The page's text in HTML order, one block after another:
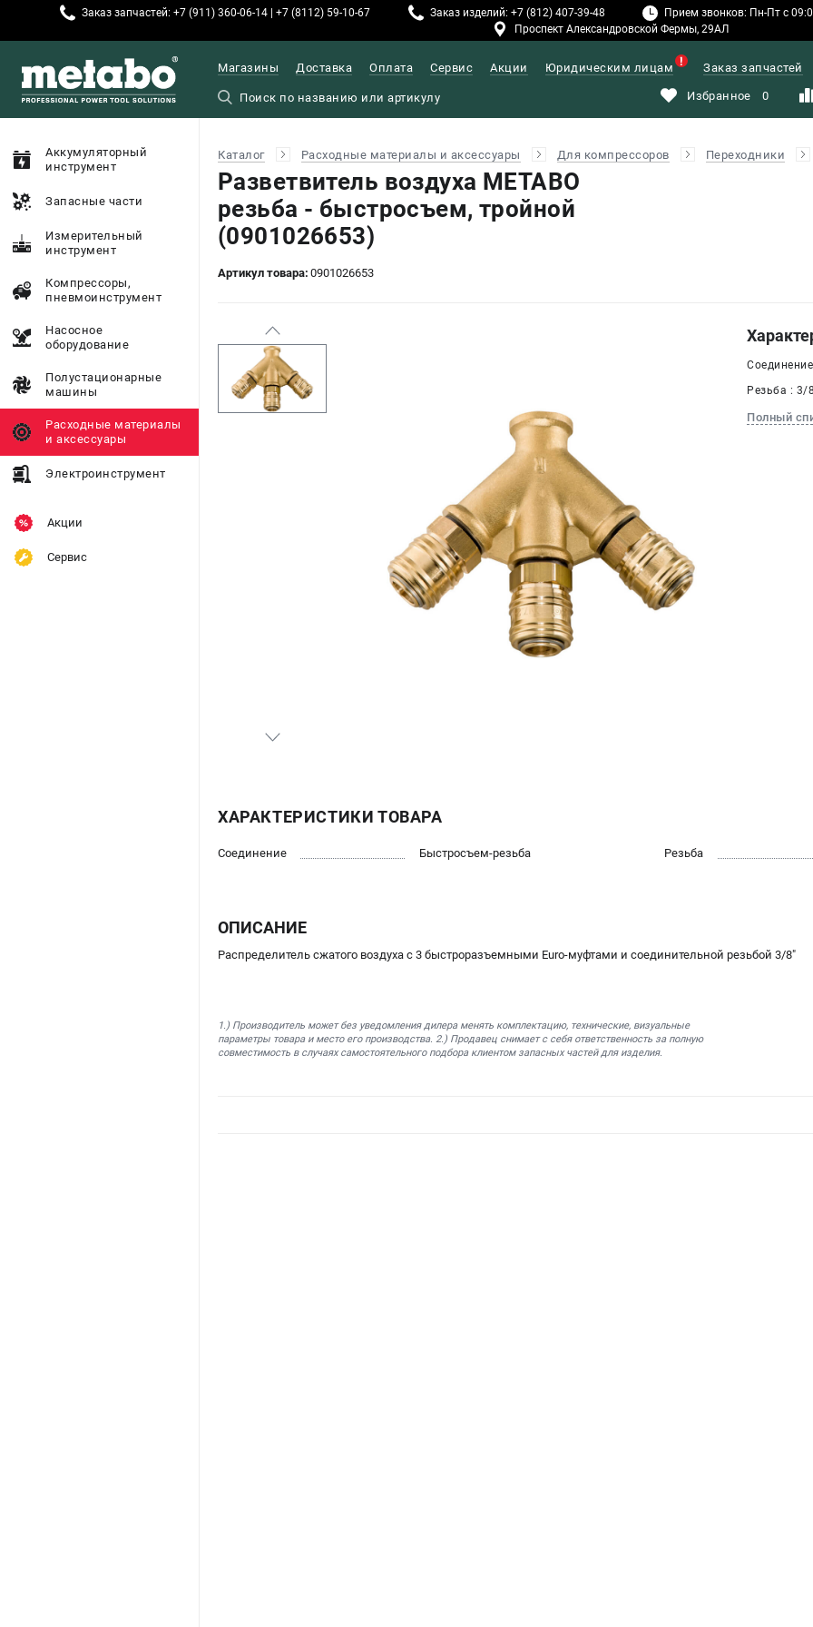
Заказ запчастей: +7 (911) 360-06-14 | +7 (8112) 59-10-67 Заказ изделий: +7 (812) 407-39-48
Прием звонков: Пн-Пт с
Проспект Александровской Фермы, 29АЛ
Магазины Доставка Оплата Сервис Акции Юридическим лицам Заказ запчастей
Избранное 0
Аккумуляторный
инструмент
Запасные части
Измерительный
инструмент
Компрессоры,
пневмоинструмент
Насосное
оборудование
Полустационарные
машины
Расходные материалы
и аксессуары
Электроинструмент
Акции
Сервис
Каталог Расходные материалы и аксессуары Для компрессоров Переходники
Разветвитель воздуха METABO
резьба - быстросъем, тройной
(0901026653)
Артикул товара: 0901026653
Резьба : 3/
Полный
ХАРАКТЕРИСТИКИ ТОВАРА
Соединение Быстросъем-резьба Резьба
ОПИСАНИЕ
Распределитель сжатого воздуха с 3 быстроразъемными Euro-муфтами и соединительной резьбой 3/8"
1.) Производитель может без уведомления дилера менять комплектацию, технические, визуальные
параметры товара и место его производства. 2.) Продавец снимает с себя ответственность за полную
совместимость в случаях самостоятельного подбора клиентом запасных частей для изделия.